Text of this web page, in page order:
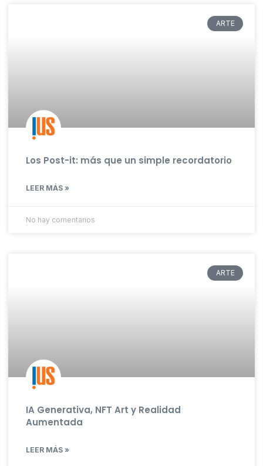
ARTE
Los Post-it: más que un simple recordatorio
LEER MÁS »
No hay comentarios
ARTE
IA Generativa, NFT Art y Realidad
Aumentada
LEER MÁS »